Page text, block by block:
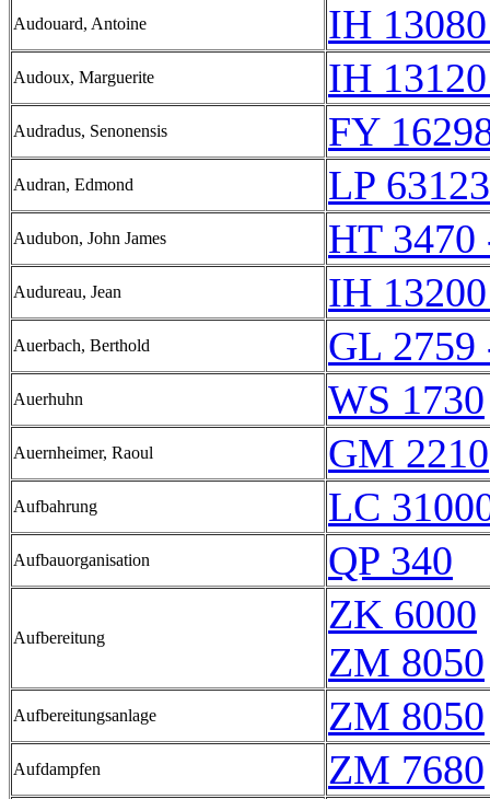
Audouard, Antoine IH
Audoux, Marguerite IH
Audradus, Senonensis FY
Audran, Edmond LP 63123
Audubon, John James HT 3470
Audureau, Jean IH
Auerbach, Berthold GL 2759
Auerhuhn WS 1730
Auernheimer, Raoul GM 2210
Aufbahrung LC
Aufbauorganisation QP 340
Aufbereitung
ZK 6000
ZM 8050
Aufbereitungsanlage ZM 8050
Aufdampfen ZM 7680